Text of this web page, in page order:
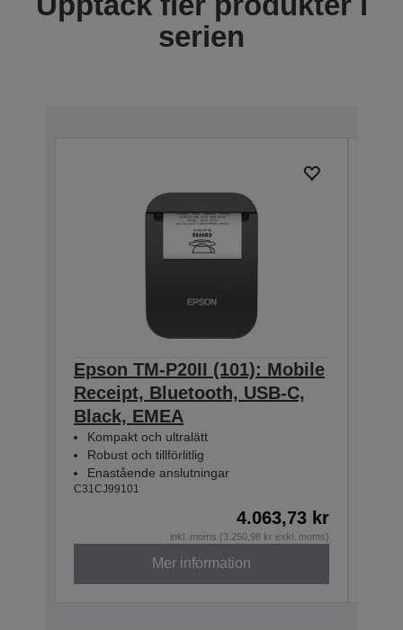
serien
Epson TM-P20II (101): Mobile
Receipt, Bluetooth, USB-C,
Black, EMEA
Kompakt och ultralätt
Robust och tillförlitlig
Enastående anslutningar
C31CJ99101
4.063,73 kr
inkl. moms (3.250,98 kr exkl. moms)
Mer information